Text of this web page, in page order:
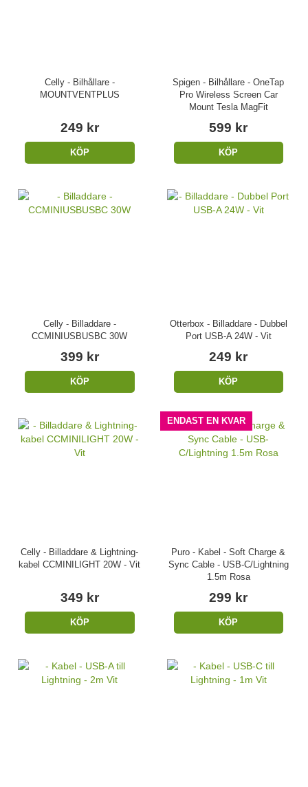
Celly - Bilhållare -
MOUNTVENTPLUS
249 kr
KÖP
Spigen - Bilhållare - OneTap
Pro Wireless Screen Car
Mount Tesla MagFit
599 kr
KÖP
Celly - Billaddare -
CCMINIUSBUSBC 30W
399 kr
KÖP
Otterbox - Billaddare - Dubbel
Port USB-A 24W - Vit
249 kr
KÖP
Celly - Billaddare & Lightning-
kabel CCMINILIGHT 20W - Vit
349 kr
KÖP
ENDAST EN KVAR
Puro - Kabel - Soft Charge &
Sync Cable - USB-C/Lightning
1.5m Rosa
299 kr
KÖP